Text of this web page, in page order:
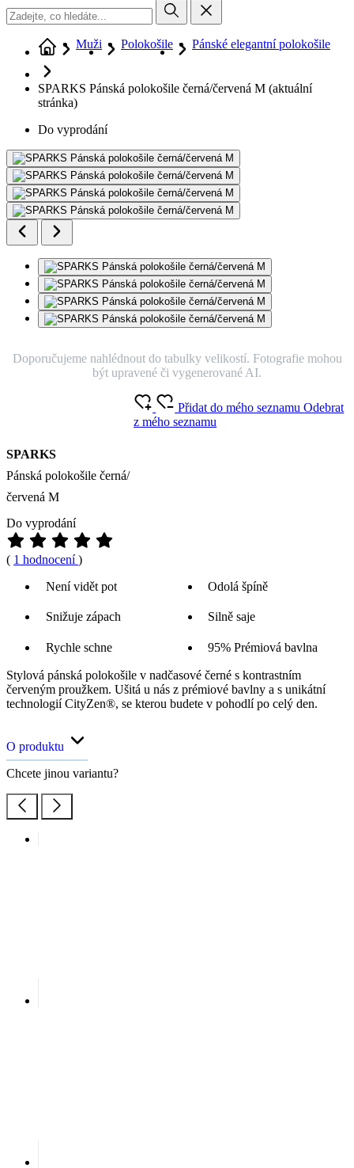
Muži Polokošile Pánské elegantní polokošile
SPARKS Pánská polokošile černá/červená M (aktuální
stránka)
Do vyprodání
Doporučujeme nahlédnout do tabulky velikostí. Fotografie mohou
být upravené či vygenerované AI.
SPARKS
Pánská polokošile černá/
červená M
Přidat do mého seznamuOdebrat
z mého seznamu
Do vyprodání
( 1 hodnocení)
Není vidět pot
Odolá špíně
Snižuje zápach Silně saje
Rychle schne 95% Prémiová bavlna
Stylová pánská polokošile v nadčasové černé s kontrastním
červeným proužkem. Ušitá u nás z prémiové bavlny a s unikátní
technologií CityZen®, se kterou budete v pohodlí po celý den.
O produktu
Chcete jinou variantu?